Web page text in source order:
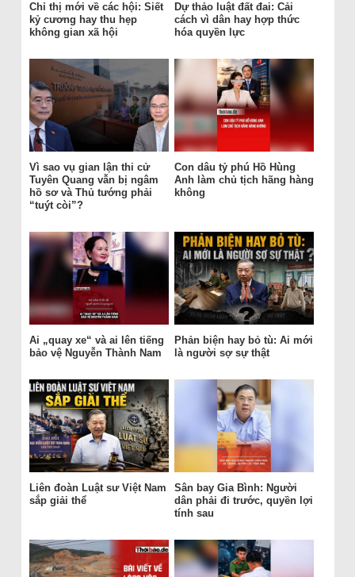
Chỉ thị mới về các hội: Siết
kỷ cương hay thu hẹp
không gian xã hội
Dự thảo luật đất đai: Cải
cách vì dân hay hợp thức
hóa quyền lực
Vì sao vụ gian lận thi cử
Tuyên Quang vẫn bị ngâm
hồ sơ và Thủ tướng phải
“tuýt còi”?
Con dâu tỷ phú Hồ Hùng
Anh làm chủ tịch hãng hàng
không
Ai „quay xe“ và ai lên tiếng
bảo vệ Nguyễn Thành Nam
Phản biện hay bỏ tù: Ai mới
là người sợ sự thật
Liên đoàn Luật sư Việt Nam
sắp giải thể
Sân bay Gia Bình: Người
dân phải đi trước, quyền lợi
tính sau